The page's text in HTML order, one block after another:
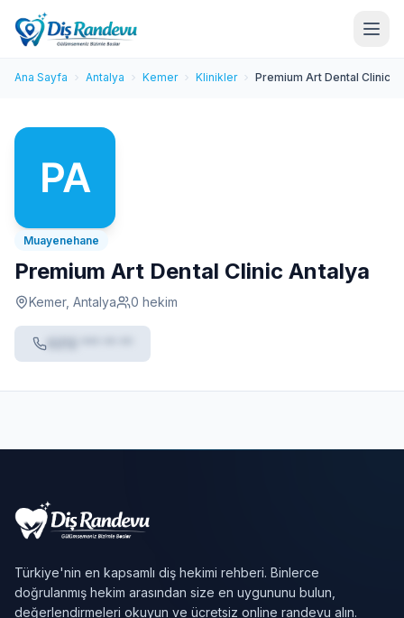
Ana Sayfa Antalya Kemer Klinikler Premium Art Dental Clinic
Muayenehane
Premium Art Dental Clinic Antalya
Kemer, Antalya 0 hekim
Türkiye'nin en kapsamlı diş hekimi rehberi. Binlerce
doğrulanmış hekim arasından size en uygununu bulun,
değerlendirmeleri okuyun ve ücretsiz online randevu alın.